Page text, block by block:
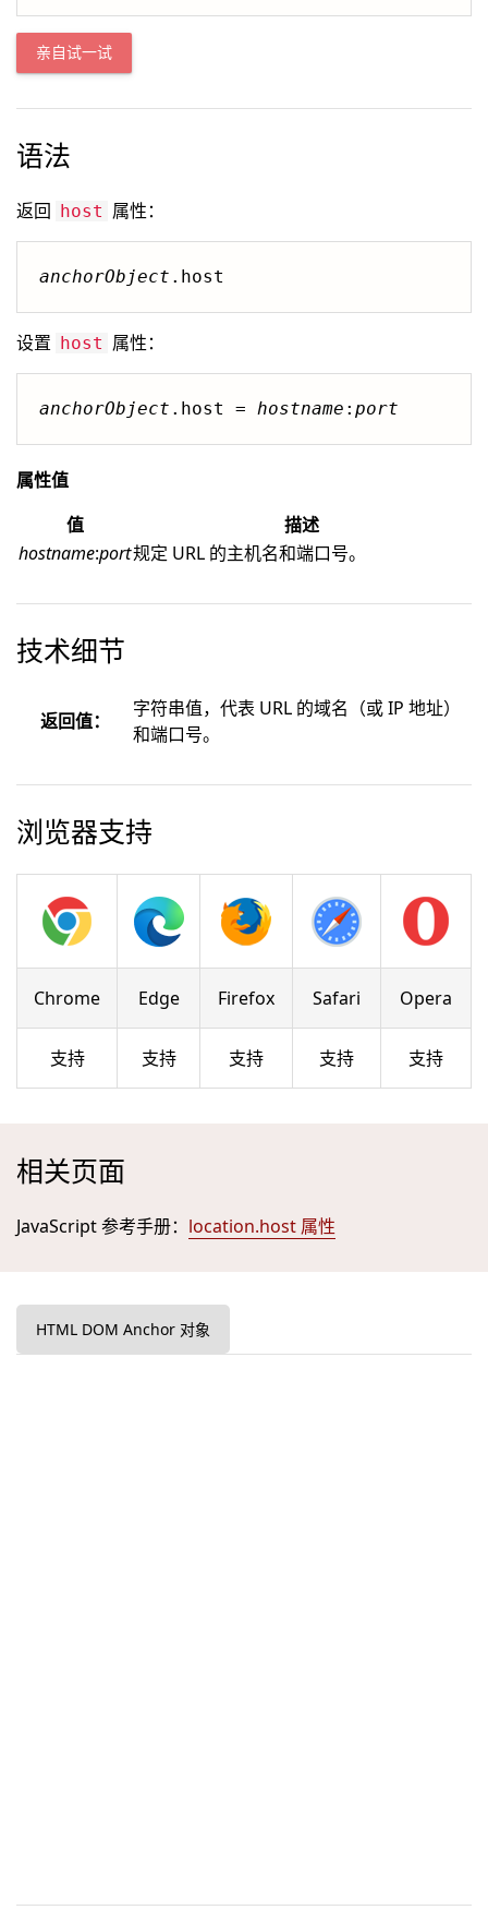
亲自试一试
语法
返回 host 属性：
anchorObject .host
设置 host 属性：
anchorObject .host = hostname : port
属性值
值
描述
hostname:port规定 URL 的主机名和端口号。
技术细节
返回值：
字符串值，代表 URL 的域名（或 IP 地址）
和端口号。
浏览器支持
Chrome Edge Firefox Safari Opera
支持 支持 支持 支持 支持
相关页面
JavaScript 参考手册： location.host 属性
HTML DOM Anchor 对象